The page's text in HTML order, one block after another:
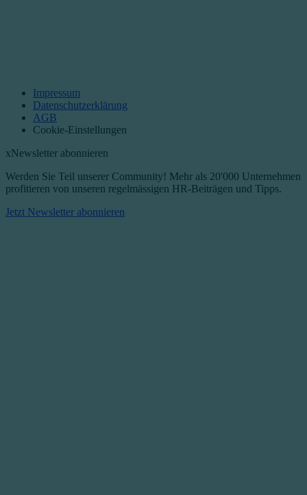
Impressum
Datenschutzerklärung
AGB
Cookie-Einstellungen
xNewsletter abonnieren
Werden Sie Teil unserer Community! Mehr als 20'000 Unternehmen
profitieren von unseren regelmässigen HR-Beiträgen und Tipps.​
Jetzt Newsletter abonnieren​